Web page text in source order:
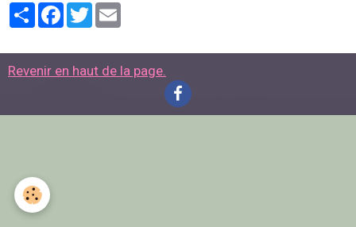
PartagerFacebook
Twitter
Revenir en haut de la page.